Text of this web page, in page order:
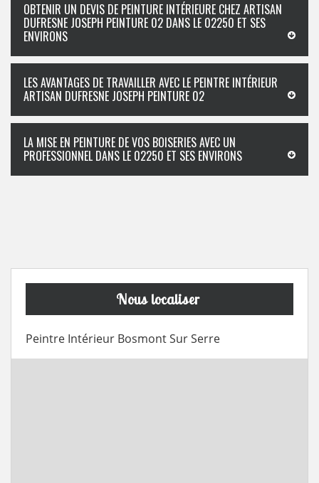
OBTENIR UN DEVIS DE PEINTURE INTÉRIEURE CHEZ ARTISAN
DUFRESNE JOSEPH PEINTURE 02 DANS LE 02250 ET SES
ENVIRONS
LES AVANTAGES DE TRAVAILLER AVEC LE PEINTRE INTÉRIEUR
ARTISAN DUFRESNE JOSEPH PEINTURE 02
LA MISE EN PEINTURE DE VOS BOISERIES AVEC UN
PROFESSIONNEL DANS LE 02250 ET SES ENVIRONS
Nous localiser
Peintre Intérieur Bosmont Sur Serre